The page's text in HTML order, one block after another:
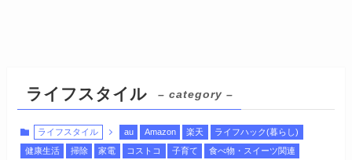
ライフスタイル – category –
ライフスタイル au Amazon 楽天 ライフハック(暮らし)
健康生活 掃除 家電 コストコ 子育て 食べ物・スイーツ関連